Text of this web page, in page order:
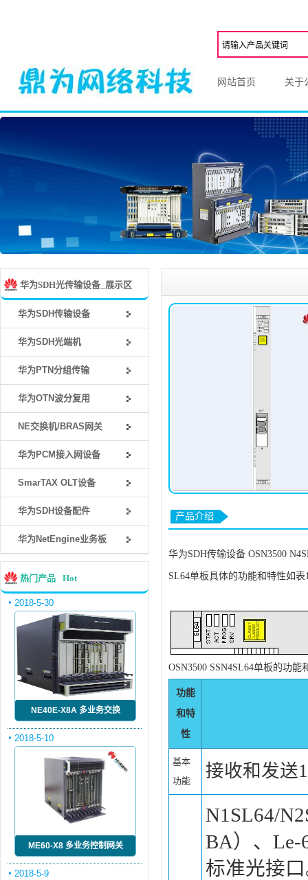
网站首页 关于
华为SDH光传输设备_展示区
华为SDH传输设备
华为SDH光端机
华为PTN分组传输
华为OTN波分复用
NE交换机/BRAS网关
华为PCM接入网设备
SmarTAX OLT设备
华为SDH设备配件
华为NetEngine业务板
热门产品 Hot
2018-5-30
NE40E-X8A 多业务交换
2018-5-10
ME60-X8 多业务控制网关
2018-5-9
产品介绍
华为SDH传输设备 OSN3500
SL64单板具体的功能和特性如表
OSN3500 SSN4SL64单板的功能
功能
和特
性
基本
功能
接收和发送
N1SL64/
BA）、Le-
标准光接